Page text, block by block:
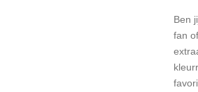
Ben
fan